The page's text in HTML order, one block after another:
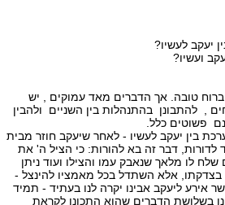
יעקב לעשיו?
ועשיו?
טובה. אך הדברים מאד עמוקים , יש
, להתבונן בהתנהלות בין השניים ולהבין
פשוטים כלל.
בין יעקב לעשיו - לאחר שיעקב חוזר מבית
לדורות, דבר זה בא להורות: כי הציל ה' את
שלח לו מלאך שנאבק עמו והצילו ועוד ניתן
בצדקתו, אלא השתדל בכל מאמציו להינצל -
אירע ליעקב אבינו יקרה לנו בעתיד - תמיד
בשלושת הדברים שהוא התכונן לקראת